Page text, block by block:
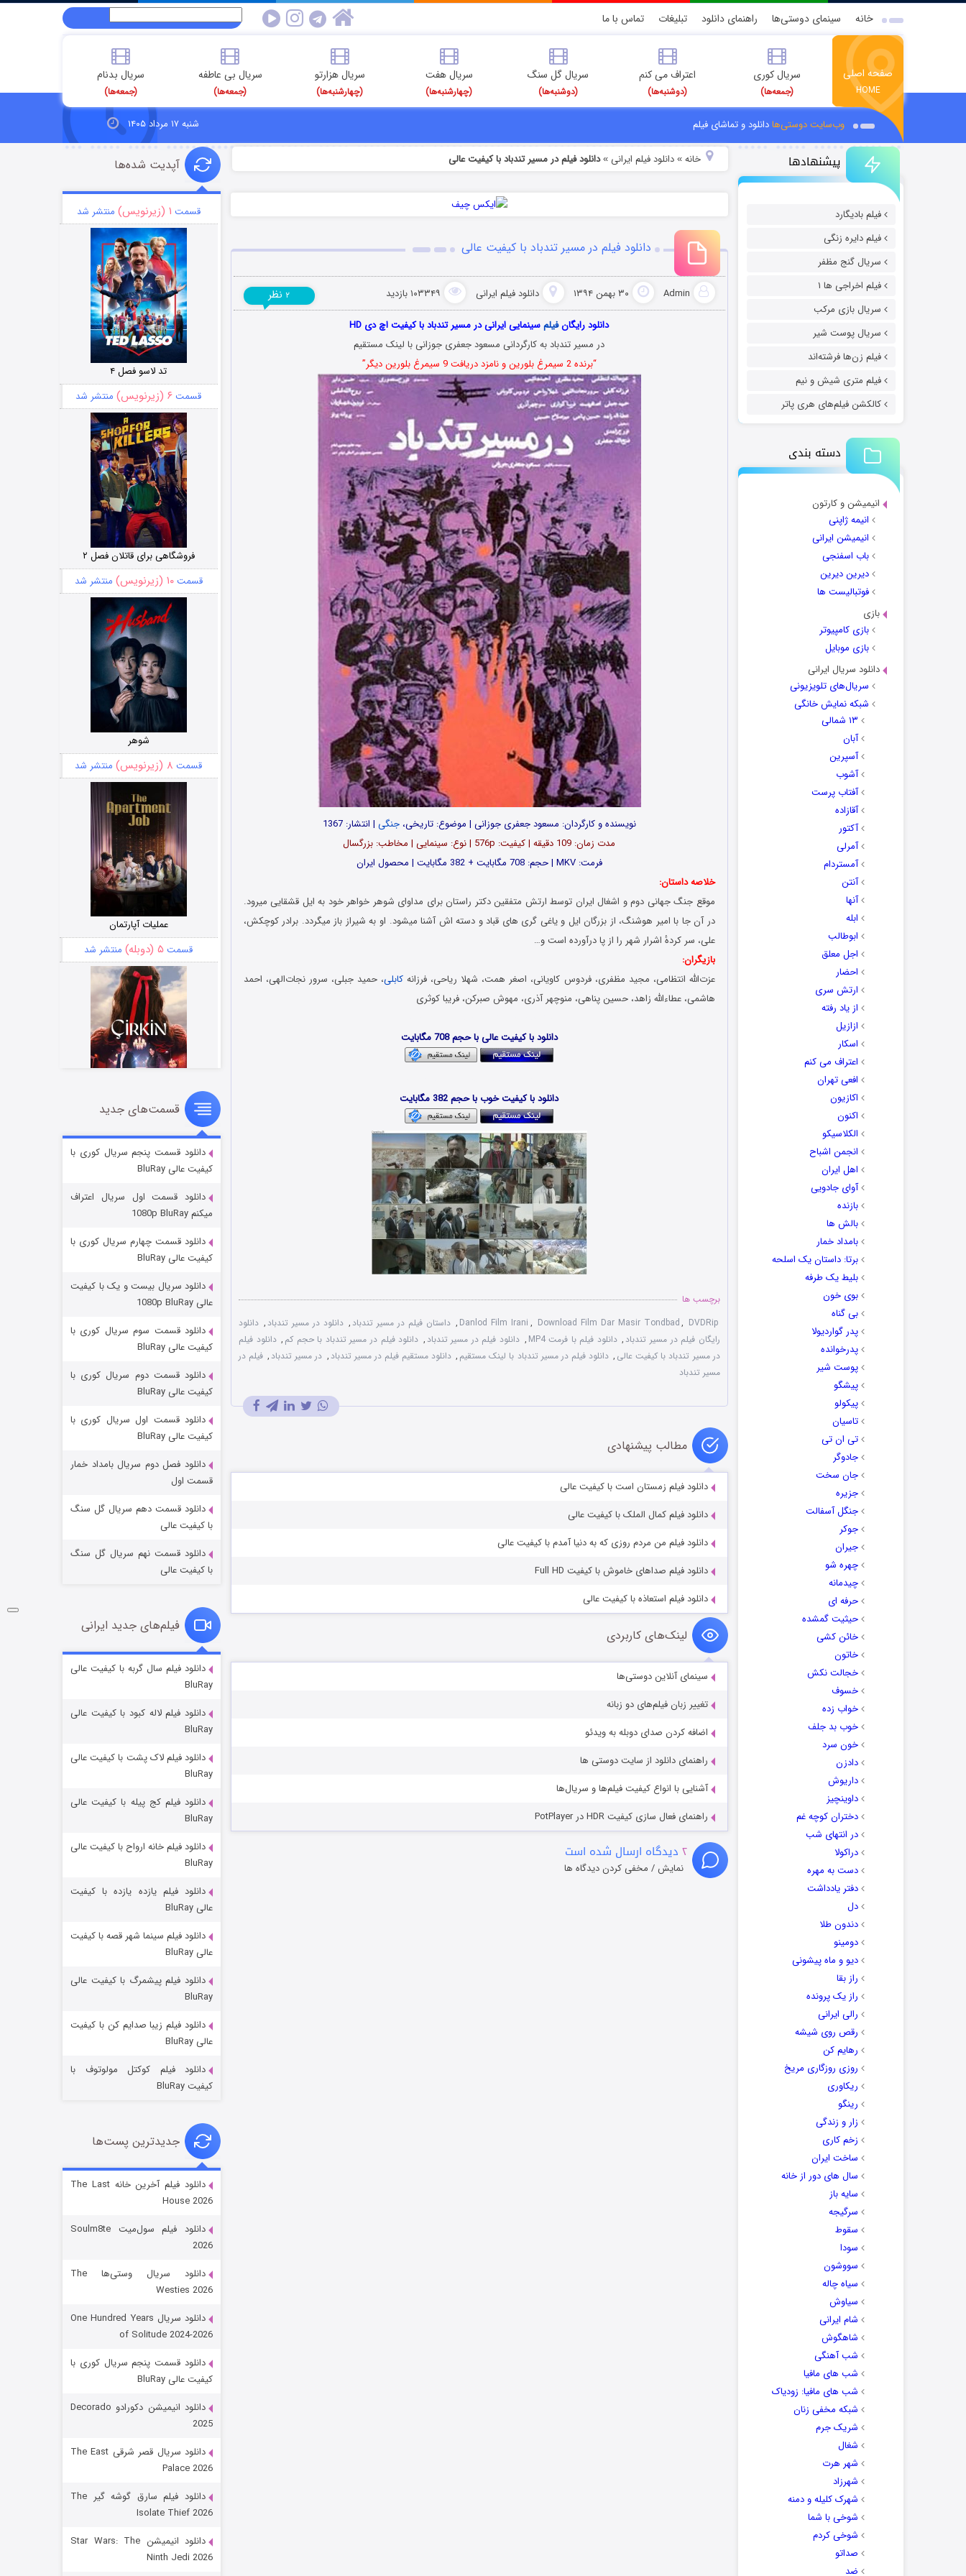
خانه سینمای دوستی‌ها راهنمای دانلود تبلیغات تماس با ما
صفحه اصلی
HOME
سریال کوری
(جمعه‌ها)
اعتراف می کنم
(دوشنبه‌ها)
سریال گل سنگ
(دوشنبه‌ها)
سریال هفت
(چهارشنبه‌ها)
سریال هزارتو
(چهارشنبه‌ها)
سریال بی عاطفه
(جمعه‌ها)
سریال بدنام
(جمعه‌ها)
وب‌سایت دوستی‌هادانلود و تماشای فیلم شنبه ۱۷ مرداد ۱۴۰۵
پیشنهادها
فیلم بادیگارد
فیلم دایره زنگی
سریال گنج مظفر
فیلم اخراجی ها ۱
سریال بازی مرکب
سریال پوست شیر
فیلم زن‌ها فرشته‌اند
فیلم متری شیش و نیم
کالکشن فیلم‌های هری پاتر
دسته بندی
انیمیشن و کارتون
انیمه ژاپنی
انیمیشن ایرانی
باب اسفنجی
دیرین دیرین
فوتبالیست ها
بازی
بازی کامپیوتر
بازی موبایل
دانلود سریال ایرانی
سریال‌های تلویزیونی
شبکه نمایش خانگی
۱۳ شمالی
آبان
آسپرین
آشوب
آفتاب پرست
آقازاده
آکتور
آمرلی
آمستردام
آنتن
آنها
ابله
ابوطالب
اجل معلق
احضار
ارتش سری
از یاد رفته
ازازیل
اسکار
اعتراف می کنم
افعی تهران
اکازیون
اکنون
الکلاسیکو
انجمن اشباح
اهل ایران
آوای جادویی
بازنده
بالش ها
بامداد خمار
برتا: داستان یک اسلحه
بلیط یک‌‌ طرفه
بوی خون
بی گناه
پدر گواردیولا
پدرخوانده
پوست شیر
پیشگو
پیکولو
تاسیان
تی ان تی
جادوگر
جان سخت
جزیره
جنگل آسفالت
جوکر
جیران
چهره شو
چیدمانه
حرفه ای
حیثیت گمشده
خائن کشی
خاتون
خجالت نکش
خسوف
خواب زده
خوب بد جلف
خون سرد
دادزن
داریوش
داوینچیز
دختران کوچه غم
در انتهای شب
دراکولا
دست به مهره
دفتر یادداشت
دل
دندون طلا
دومینو
دیو و ماه پیشونی
راز بقا
راز یک پرونده
رالی ایرانی
رقص روی شیشه
رهایم کن
روزی روزگاری مریخ
ریکاوری
رینگو
زار و زندگی
زخم کاری
ساخت ایران
سال های دور از خانه
سایه باز
سرگیجه
سقوط
سودا
سووشون
سیاه چاله
سیاوش
شام ایرانی
شاهگوش
شب آهنگی
شب های مافیا
شب های مافیا: زودیاک
شبکه مخفی زنان
شریک جرم
شغال
شهر هرت
شهرزاد
شهرک کلیله و دمنه
شوخی با شما
شوخی کردم
صداتو
ضد
خانه» دانلود فیلم‌ ایرانی »دانلود فیلم در مسیر تندباد با کیفیت عالی
دانلود فیلم در مسیر تندباد با کیفیت عالی
Admin ۳۰ بهمن ۱۳۹۴ دانلود فیلم‌ ایرانی ۱۰۳۳۴۹ بازدید ۲ نظر
دانلود رایگانفیلمسینمایی ایرانی در مسیر تندباد با کیفیت اچ دی HD
در مسیر تندباد به کارگردانی مسعود جعفری جوزانی با لینک مستقیم
“برنده 2 سیمرغ بلورین و نامزد دریافت 9 سیمرغ بلورین دیگر”
نویسنده و کارگردان: مسعود جعفری جوزانی | موضوع: تاریخی،جنگی | انتشار: 1367
مدت زمان: 109 دقیقه | کیفیت: 576p | نوع: سینمایی | مخاطب: بزرگسال
فرمت: MKV | حجم: 708 مگابایت + 382 مگابایت | محصول ایران
خلاصه داستان:
موقع جنگ جهانی دوم و اشغال ایران توسط ارتش متفقین دکتر راستان برای مداوای شوهر خواهر خود به ایل قشقایی میرود.
در آن جا با امیر هوشنگ، از بزرگان ایل و یاغی گری های قباد و دسته اش آشنا میشود. او به شیراز باز میگردد. برادر کوچکش،
علی، سر کردهٔ اشرار شهر را از پا درآورده است و…
بازیگران:
عزت‌الله انتظامی، مجید مظفری، فردوس کاویانی، اصغر همت، شهلا ریاحی، فرزانه کابلی، حمید جبلی، سرور نجات‌الهی، احمد
هاشمی، عطاءالله زاهد، حسین پناهی، منوچهر آذری، مهوش صبرکن، فریبا کوثری
دانلود با کیفیت عالی با حجم 708 مگابایت
دانلود با کیفیت خوب با حجم 382 مگابایت
برچسب ها
Danlod Film Irani , Download Film Dar Masir Tondbad, DVDRip
, داستان فیلم در مسیر تندباد , دانلود در مسیر تندباد , دانلود
رایگان فیلم در مسیر تندباد , دانلود فیلم با فرمت MP4 , دانلود فیلم در مسیر تندباد , دانلود فیلم در مسیر تندباد با حجم کم , دانلود فیلم
در مسیر تندباد با کیفیت عالی , دانلود فیلم در مسیر تندباد با لینک مستقیم , دانلود مستقیم فیلم در مسیر تندباد , در مسیر تندباد , فیلم در
مسیر تندباد
مطالب پیشنهادی
دانلود فیلم زمستان است با کیفیت عالی
دانلود فیلم کمال الملک با کیفیت عالی
دانلود فیلم من مردم روزی که به دنیا آمدم با کیفیت عالی
دانلود فیلم صداهای خاموش با کیفیت Full HD
دانلود فیلم استعاذه با کیفیت عالی
لینک‌های کاربردی
سینمای آنلاین دوستی‌ها
تغییر زبان فیلم‌های دو زبانه
اضافه کردن صدای دوبله به ویدئو
راهنمای دانلود از سایت دوستی ها
آشنایی با انواع کیفیت فیلم‌ها و سریال‌ها
راهنمای فعال سازی کیفیت HDR در PotPlayer
۲ دیدگاه ارسال شده است
نمایش / مخفی کردن دیدگاه ها
آپدیت شده‌ها
قسمت ۱ (زیرنویس) منتشر شد
تد لاسو فصل ۴
قسمت ۶ (زیرنویس) منتشر شد
فروشگاهی برای قاتلان فصل ۲
قسمت۱۰ (زیرنویس) منتشر شد
شوهر
قسمت ۸ (زیرنویس) منتشر شد
عملیات آپارتمان
قسمت ۵ (دوبله) منتشر شد
سریال زشت
قسمت۲ (زیرنویس) منتشر شد
مردگان متحرک: شهر مرده ۳
شکست استوارت در نجات جهان
قسمت ۷ (زیرنویس) منتشر شد
شوگر فصل ۲
قسمت
خاندان اژدها فصل ۳
جادوگری در مغولستان
قسمت
رویایی برای تو
قسمت
قسمت‌های جدید
دانلود قسمت پنجم سریال کوری با
کیفیت عالی BluRay
دانلود قسمت اول سریال اعتراف
میکنم 1080p BluRay
دانلود قسمت چهارم سریال کوری با
کیفیت عالی BluRay
دانلود سریال بیست و یک با کیفیت
عالی 1080p BluRay
دانلود قسمت سوم سریال کوری با
کیفیت عالی BluRay
دانلود قسمت دوم سریال کوری با
کیفیت عالی BluRay
دانلود قسمت اول سریال کوری با
کیفیت عالی BluRay
دانلود فصل دوم سریال بامداد خمار
قسمت اول
دانلود قسمت دهم سریال گل سنگ
با کیفیت عالی
دانلود قسمت نهم سریال گل سنگ
با کیفیت عالی
فیلم‌های جدید ایرانی
دانلود فیلم سال گربه با کیفیت عالی
BluRay
دانلود فیلم لاله کبود با کیفیت عالی
BluRay
دانلود فیلم لاک پشت با کیفیت عالی
BluRay
دانلود فیلم کج‌ پیله با کیفیت عالی
BluRay
دانلود فیلم خانه ارواح با کیفیت عالی
BluRay
دانلود فیلم یازده یازده با کیفیت
عالی BluRay
دانلود فیلم سینما شهر قصه با کیفیت
عالی BluRay
دانلود فیلم پیشمرگ با کیفیت عالی
BluRay
دانلود فیلم زیبا صدایم کن با کیفیت
عالی BluRay
دانلود فیلم کوکتل مولوتوف با
کیفیت BluRay
جدیدترین پست‌ها
دانلود فیلم آخرین خانه The Last
House 2026
دانلود فیلم سول‌میت Soulm8te
2026
دانلود سریال وستی‌ها The
Westies 2026
دانلود سریال One Hundred Years
of Solitude 2024-2026
دانلود قسمت پنجم سریال کوری با
کیفیت عالی BluRay
دانلود انیمیشن دکورادو Decorado
2025
دانلود سریال قصر شرقی The East
Palace 2026
دانلود فیلم سارق گوشه گیر The
Isolate Thief 2026
دانلود انیمیشن Star Wars: The
Ninth Jedi 2026